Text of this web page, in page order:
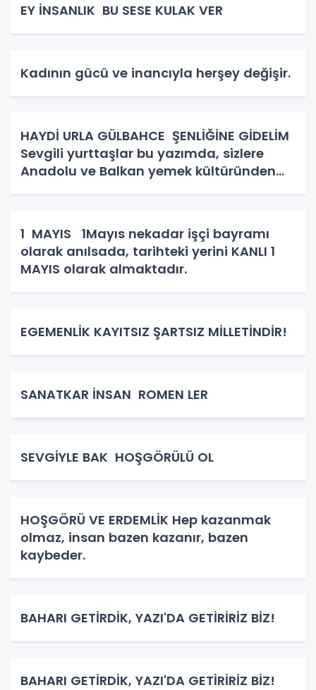
EY İNSANLIK BU SESE KULAK VER
Kadının gücü ve inancıyla herşey değişir.
HAYDİ URLA GÜLBAHCE ŞENLİĞİNE GİDELİM
Sevgili yurttaşlar bu yazımda, sizlere
Anadolu ve Balkan yemek kültüründen
1 MAYIS 1Mayıs nekadar işçi bayramı
olarak anılsada, tarihteki yerini KANLI 1
MAYIS olarak almaktadır.
EGEMENLİK KAYITSIZ ŞARTSIZ MİLLETİNDİR!
SANATKAR İNSAN ROMEN LER
SEVGİYLE BAK HOŞGÖRÜLÜ OL
HOŞGÖRÜ VE ERDEMLİK Hep kazanmak
olmaz, insan bazen kazanır, bazen
kaybeder.
BAHARI GETİRDİK, YAZI'DA GETİRİRİZ BİZ!
BAHARI GETİRDİK, YAZI'DA GETİRİRİZ BİZ!